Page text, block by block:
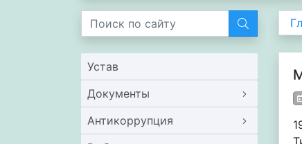
Устав
Документы
Антикоррупция